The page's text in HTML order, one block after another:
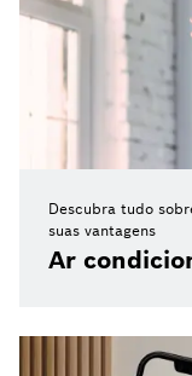
Descubra tudo
suas vantagens
Ar